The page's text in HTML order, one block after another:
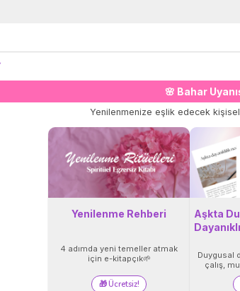
🌸 Bahar
Yenilenmenize eşlik edecek kişisel
Yenilenme Rehberi
4 adımda yeni temeller atmak
için e-kitapçık🌱
🎁 Ücretsiz!
Aşkta
Duygusal
çalış,